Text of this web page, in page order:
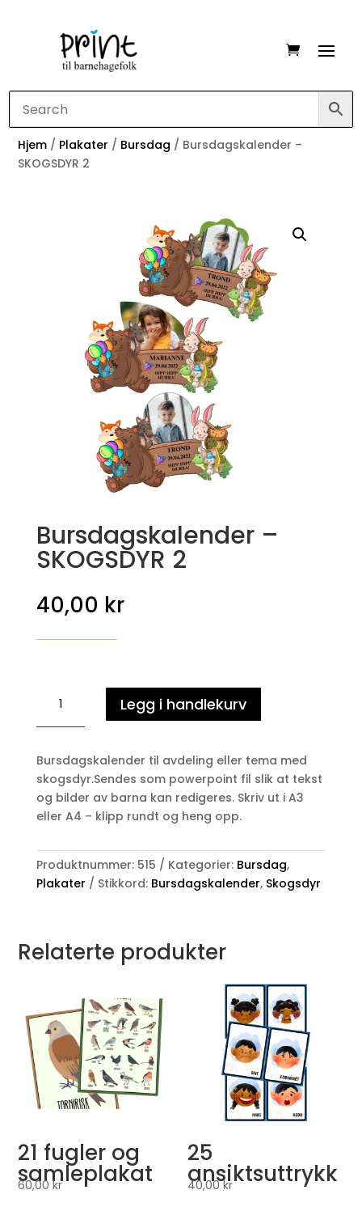
Hjem / Plakater / Bursdag / Bursdagskalender –
SKOGSDYR 2
Bursdagskalender –
SKOGSDYR 2
40,00 kr
Bursdagskalender
SKOGSDYR
antall
Legg i handlekurv
Bursdagskalender til avdeling eller tema med
skogsdyr.Sendes som powerpoint fil slik at tekst
og bilder av barna kan redigeres. Skriv ut i A3
eller A4 – klipp rundt og heng opp.
Produktnummer: 515 Kategorier: Bursdag,
Plakater
Stikkord: Bursdagskalender, Skogsdyr
Relaterte produkter
21 fugler og
samleplakat
60,00kr
25
ansiktsuttrykk
40,00kr